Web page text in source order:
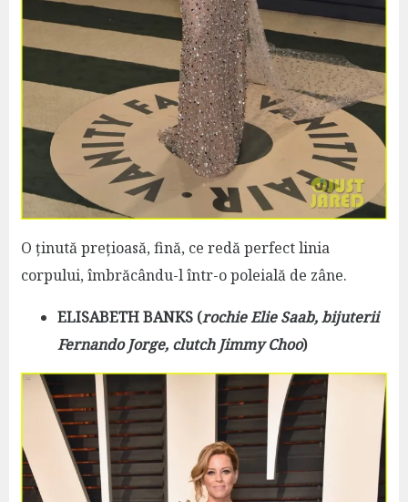
O ținută prețioasă, fină, ce redă perfect linia
corpului, îmbrăcându-l într-o poleială de zâne.
ELISABETH BANKS (rochie Elie Saab, bijuterii
Fernando Jorge, clutch Jimmy Choo)